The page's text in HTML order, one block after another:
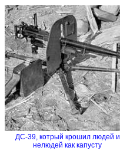
ДС-39, котрый крошил людей и
нелюдей как капусту